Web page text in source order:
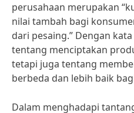
perusahaan merupakan
nilai tambah bagi
dari pesaing.” Dengan
tentang menciptakan
tetapi juga tentang
berbeda dan lebih baik
Dalam menghadapi